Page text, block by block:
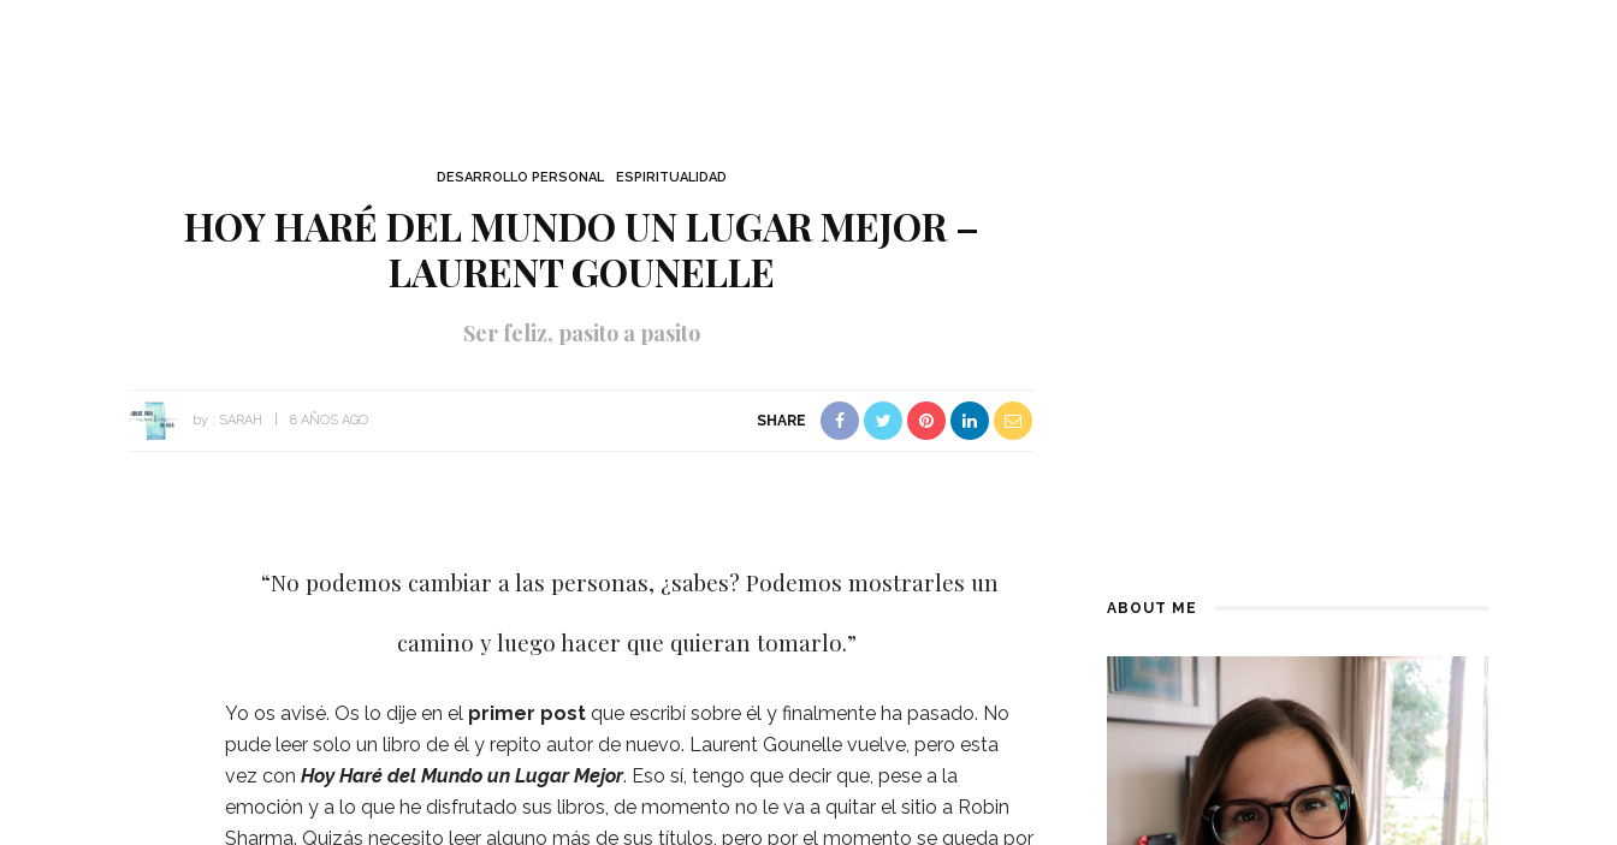
DESARROLLO PERSONAL ESPIRITUALIDAD
HOY HARÉ DEL MUNDO UN LUGAR MEJOR –
LAURENT GOUNELLE
Ser feliz, pasito a pasito
by : SARAH 8 AÑOS AGO SHARE
“No podemos cambiar a las personas, ¿sabes? Podemos mostrarles un
camino y luego hacer que quieran tomarlo.”
Yo os avisé. Os lo dije en el primer post que escribí sobre él y finalmente ha pasado. No
pude leer solo un libro de él y repito autor de nuevo. Laurent Gounelle vuelve, pero esta
vez con Hoy Haré del Mundo un Lugar Mejor. Eso sí, tengo que decir que, pese a la
emoción y a lo que he disfrutado sus libros, de momento no le va a quitar el sitio a Robin
Sharma. Quizás necesito leer alguno más de sus títulos, pero por el momento se queda por
ABOUT ME